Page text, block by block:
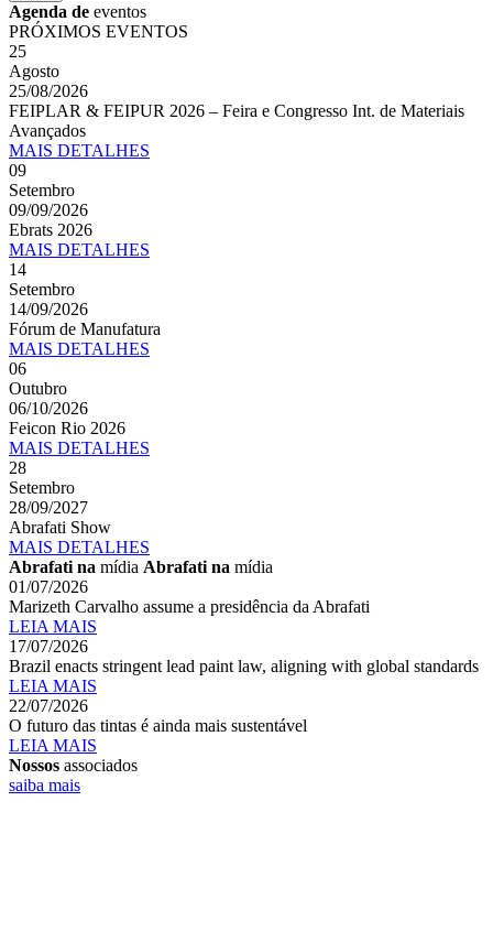
Agenda de eventos
PRÓXIMOS EVENTOS
25
Agosto
25/08/2026
FEIPLAR & FEIPUR 2026 – Feira e Congresso Int. de Materiais
Avançados
MAIS DETALHES
09
Setembro
09/09/2026
Ebrats 2026
MAIS DETALHES
14
Setembro
14/09/2026
Fórum de Manufatura
MAIS DETALHES
06
Outubro
06/10/2026
Feicon Rio 2026
MAIS DETALHES
28
Setembro
28/09/2027
Abrafati Show
MAIS DETALHES
Abrafati na mídia Abrafati na mídia
01/07/2026
Marizeth Carvalho assume a presidência da Abrafati
LEIA MAIS
17/07/2026
Brazil enacts stringent lead paint law, aligning with global standards
LEIA MAIS
22/07/2026
O futuro das tintas é ainda mais sustentável
LEIA MAIS
Nossos associados
saiba mais